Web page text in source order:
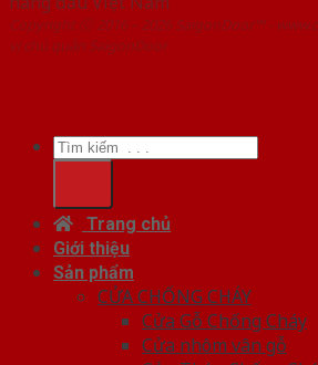
Copyright ⓒ 2016 – 2026 SaigonDoor™ -
vị chủ quản SaigonDoor
Tìm
kiếm:
Trang chủ
Giới thiệu
Sản phẩm
CỬA CHỐNG CHÁY
Cửa Gỗ Chống Cháy
Cửa nhôm vân gỗ